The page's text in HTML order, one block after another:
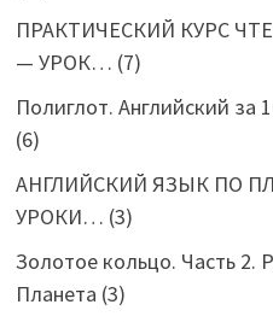
ПРАКТИЧЕСКИЙ КУРС
— УРОК… (7)
Полиглот. Английский за
(6)
АНГЛИЙСКИЙ ЯЗЫК ПО
УРОКИ… (3)
Золотое кольцо. Часть 2.
Планета (3)